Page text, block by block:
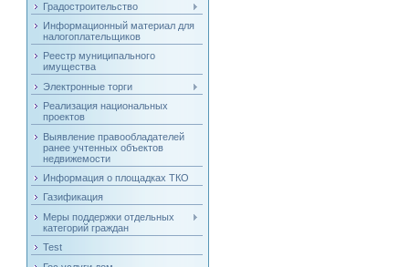
Градостроительство
Информационный материал для
налогоплательщиков
Реестр муниципального
имущества
Электронные торги
Реализация национальных
проектов
Выявление правообладателей
ранее учтенных объектов
недвижемости
Информация о площадках ТКО
Газификация
Меры поддержки отдельных
категорий граждан
Test